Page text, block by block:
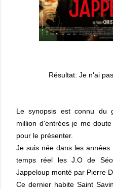
Résultat: Je n'ai
Le synopsis est connu du
million d'entrées je me
pour le présenter.
Je suis née dans les
temps réel les J.O de
Jappeloup monté par Pierre
Ce dernier habite Saint